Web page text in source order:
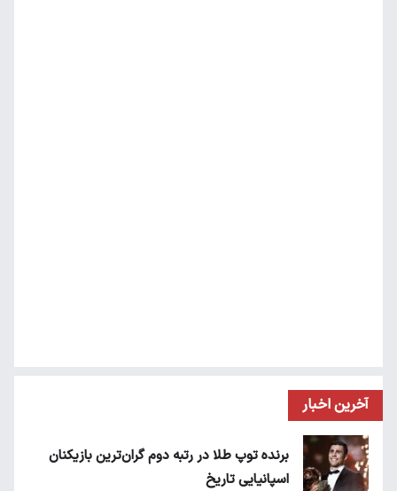
آخرین اخبار
برنده توپ طلا در رتبه دوم گران‌ترین بازیکنان
اسپانیایی تاریخ